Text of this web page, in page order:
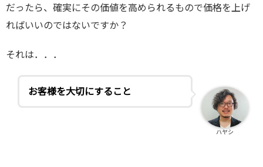
だったら、確実にその価値を高められるもので価格を上げ
ればいいのではないですか？
それは．．．
お客様を大切にすること
ハヤシ